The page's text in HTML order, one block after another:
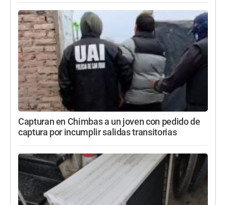
Capturan en Chimbas a un joven con pedido de
captura por incumplir salidas transitorias